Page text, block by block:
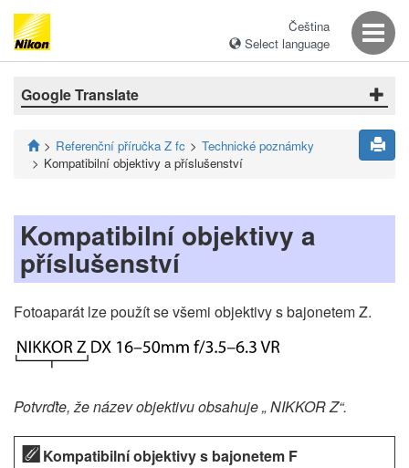
Čeština
Select language
Google Translate
Referenční příručka Z fc
Technické poznámky
Kompatibilní objektivy a příslušenství
Kompatibilní objektivy a
příslušenství
Fotoaparát lze použít se všemi objektivy s bajonetem Z.
Potvrďte, že název objektivu obsahuje „ NIKKOR Z“.
Kompatibilní objektivy s bajonetem F